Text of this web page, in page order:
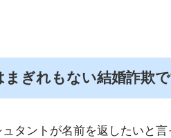
まぎれもない結婚詐欺
ュタントが名前を返したいと